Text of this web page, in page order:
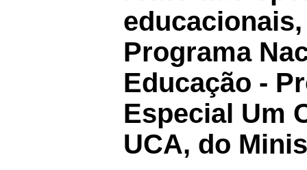
Programa
Educação -
Especial Um
UCA, do